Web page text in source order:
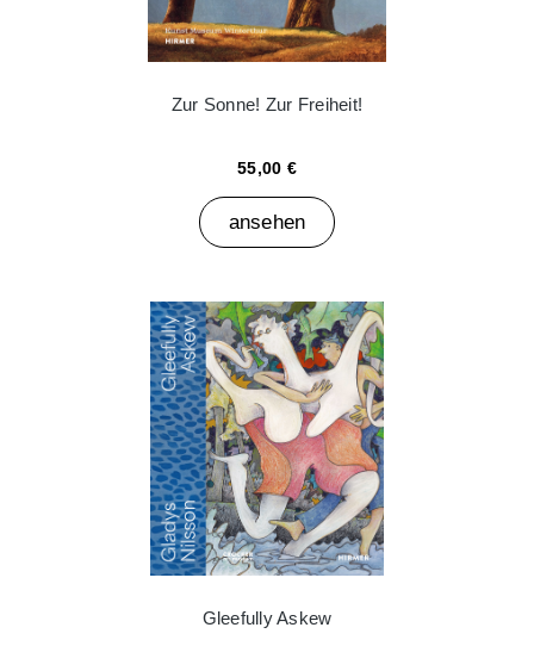
Zur Sonne! Zur Freiheit!
55,00 €
ansehen
Gleefully Askew